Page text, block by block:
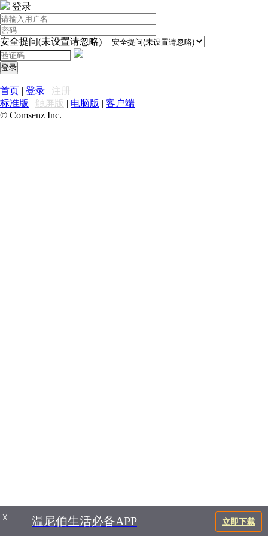
登录
安全提问(未设置请忽略)
登录
首页 | 登录 | 注册
标准版 | 触屏版 | 电脑版 | 客户端
© Comsenz Inc.
X 温尼伯生活必备APP 立即下载